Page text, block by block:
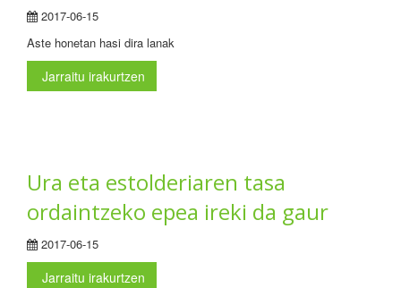
2017-06-15
Aste honetan hasi dira lanak
Jarraitu irakurtzen
Ura eta estolderiaren tasa
ordaintzeko epea ireki da gaur
2017-06-15
Jarraitu irakurtzen